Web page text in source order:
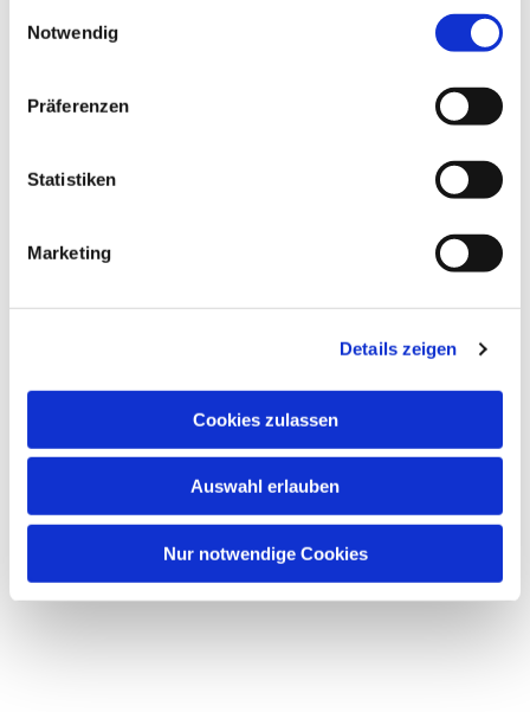
Notwendig
Präferenzen
Statistiken
Marketing
Details zeigen
Cookies zulassen
Auswahl erlauben
Nur notwendige Cookies